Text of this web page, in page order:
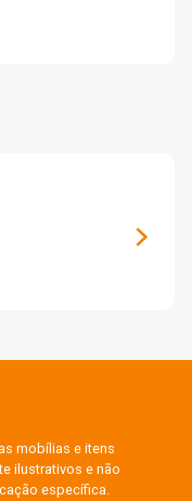
mobílias e itens
ilustrativos e não
específica.